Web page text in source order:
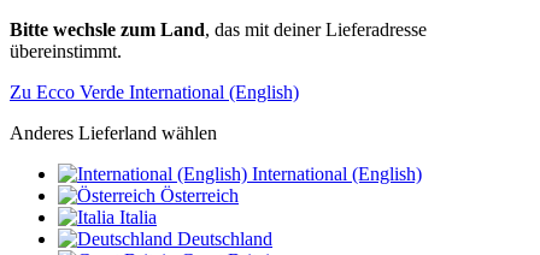
Bitte wechsle zum Land, das mit deiner Lieferadresse
übereinstimmt.
Zu Ecco Verde International (English)
Anderes Lieferland wählen
International (English)
Österreich
Italia
Deutschland